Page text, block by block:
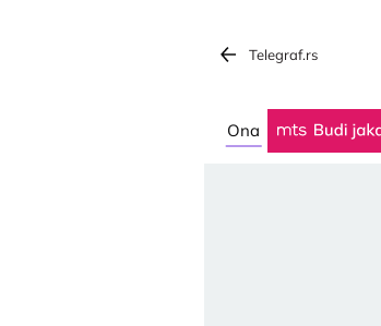
Telegraf.rs
Ona Budi jaka